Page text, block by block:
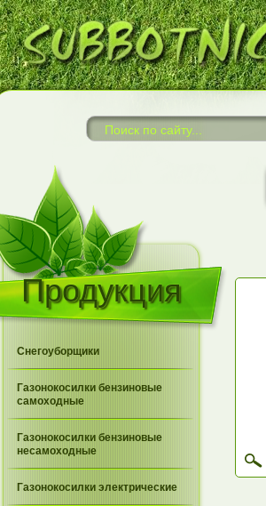
Продукция
Снегоуборщики
Газонокосилки бензиновые
самоходные
Газонокосилки бензиновые
несамоходные
Газонокосилки электрические